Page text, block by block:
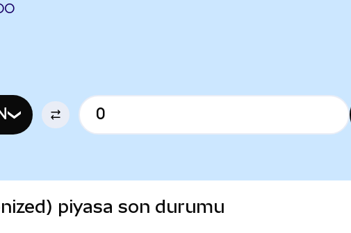
piyasa son durumu